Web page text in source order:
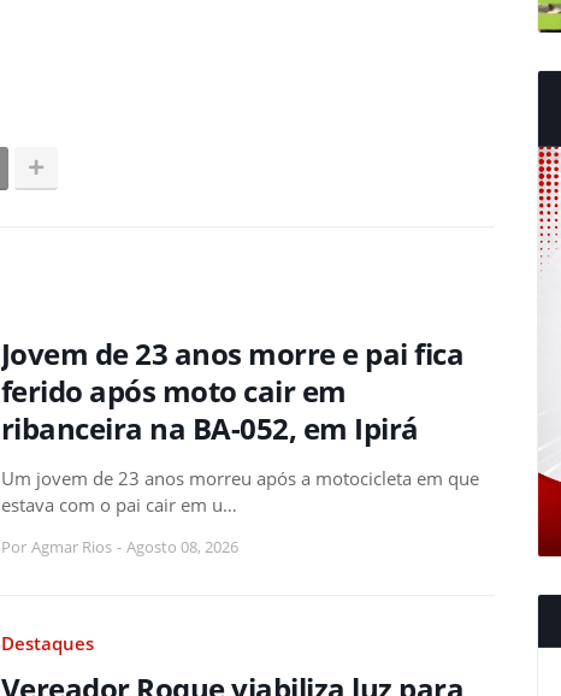
Jovem de 23 anos morre e pai fica
ferido após moto cair em
ribanceira na BA-052, em Ipirá
Um jovem de 23 anos morreu após a motocicleta em que
estava com o pai cair em u…
Por Agmar Rios - Agosto 08, 2026
Destaques